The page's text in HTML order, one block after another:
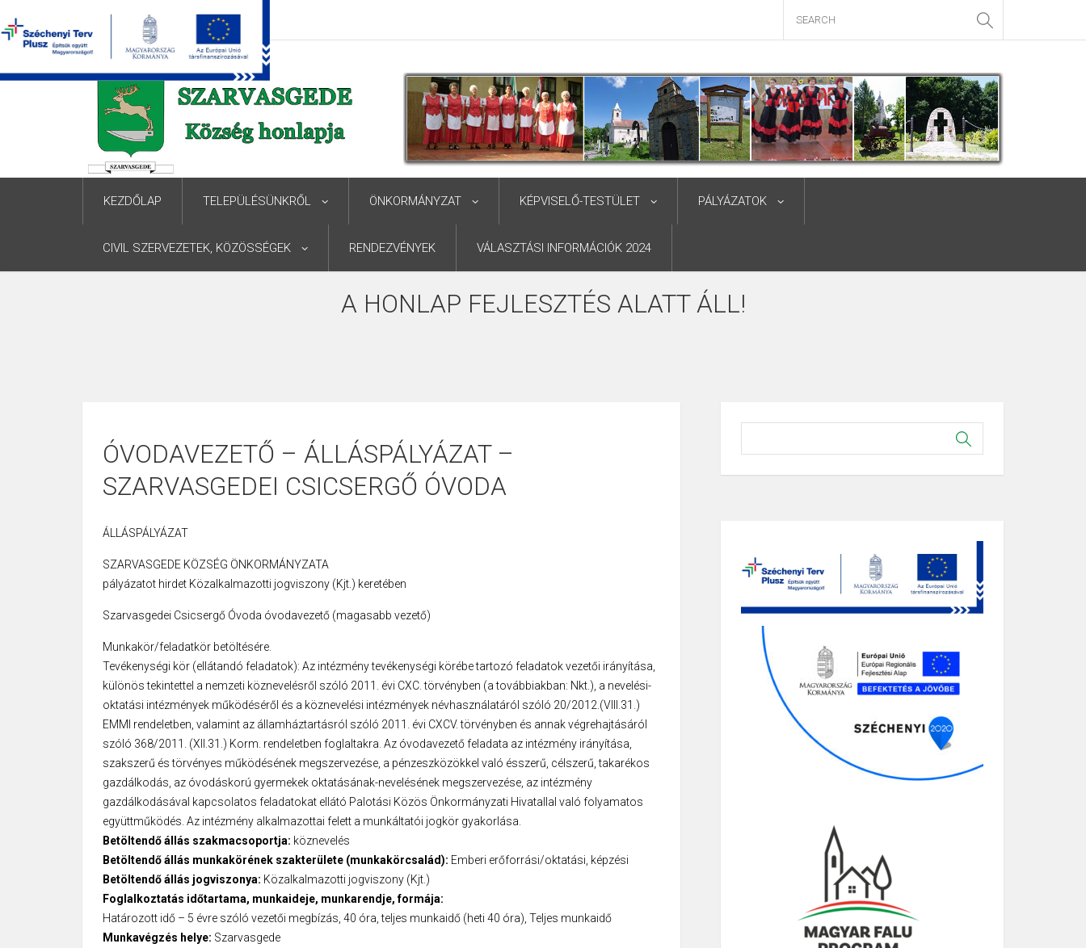
KEZDŐLAP TELEPÜLÉSÜNKRŐL ÖNKORMÁNYZAT KÉPVISELŐ-TESTÜLET PÁLYÁZATOK
CIVIL SZERVEZETEK, KÖZÖSSÉGEK RENDEZVÉNYEK VÁLASZTÁSI INFORMÁCIÓK 2024
A HONLAP FEJLESZTÉS ALATT ÁLL!
ÓVODAVEZETŐ – ÁLLÁSPÁLYÁZAT –
SZARVASGEDEI CSICSERGŐ ÓVODA
ÁLLÁSPÁLYÁZAT
SZARVASGEDE KÖZSÉG ÖNKORMÁNYZATA
pályázatot hirdet Közalkalmazotti jogviszony (Kjt.) keretében
Szarvasgedei Csicsergő Óvoda óvodavezető (magasabb vezető)
Munkakör/feladatkör betöltésére.
Tevékenységi kör (ellátandó feladatok): Az intézmény tevékenységi körébe tartozó feladatok vezetői irányítása,
különös tekintettel a nemzeti köznevelésről szóló 2011. évi CXC. törvényben (a továbbiakban: Nkt.), a nevelési-
oktatási intézmények működéséről és a köznevelési intézmények névhasználatáról szóló 20/2012.(VIII.31.)
EMMI rendeletben, valamint az államháztartásról szóló 2011. évi CXCV. törvényben és annak végrehajtásáról
szóló 368/2011. (XII.31.) Korm. rendeletben foglaltakra. Az óvodavezető feladata az intézmény irányítása,
szakszerű és törvényes működésének megszervezése, a pénzeszközökkel való ésszerű, célszerű, takarékos
gazdálkodás, az óvodáskorú gyermekek oktatásának-nevelésének megszervezése, az intézmény
gazdálkodásával kapcsolatos feladatokat ellátó Palotási Közös Önkormányzati Hivatallal való folyamatos
együttműködés. Az intézmény alkalmazottai felett a munkáltatói jogkör gyakorlása.
Betöltendő állás szakmacsoportja: köznevelés
Betöltendő állás munkakörének szakterülete (munkakörcsalád): Emberi erőforrási/oktatási, képzési
Betöltendő állás jogviszonya: Közalkalmazotti jogviszony (Kjt.)
Foglalkoztatás időtartama, munkaideje, munkarendje, formája:
Határozott idő – 5 évre szóló vezetői megbízás, 40 óra, teljes munkaidő (heti 40 óra), Teljes munkaidő
Munkavégzés helye: Szarvasgede